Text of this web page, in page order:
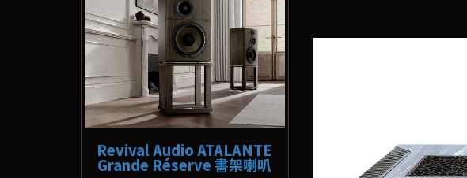
Revival Audio ATALANTE
Grande Réserve 書架喇叭